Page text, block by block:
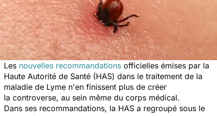
Les nouvelles recommandations officielles émises par la
Haute Autorité de Santé (HAS) dans le traitement de la
maladie de Lyme n'en finissent plus de créer
la controverse, au sein même du corps médical.
Dans ses recommandations, la HAS a regroupé sous le